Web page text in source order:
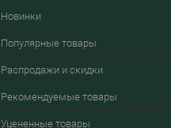
Новинки
Популярные товары
Распродажи и скидки
Рекомендуемые товары
Уцененные товары